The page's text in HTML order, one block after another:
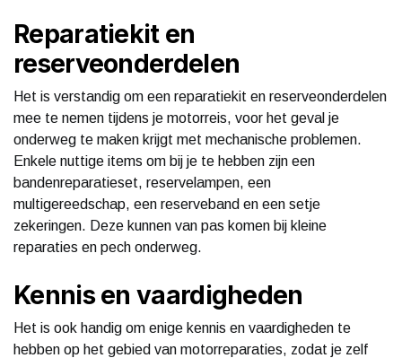
Reparatiekit en
reserveonderdelen
Het is verstandig om een reparatiekit en reserveonderdelen
mee te nemen tijdens je motorreis, voor het geval je
onderweg te maken krijgt met mechanische problemen.
Enkele nuttige items om bij je te hebben zijn een
bandenreparatieset, reservelampen, een
multigereedschap, een reserveband en een setje
zekeringen. Deze kunnen van pas komen bij kleine
reparaties en pech onderweg.
Kennis en vaardigheden
Het is ook handig om enige kennis en vaardigheden te
hebben op het gebied van motorreparaties, zodat je zelf